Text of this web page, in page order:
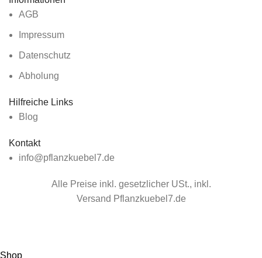
AGB
Impressum
Datenschutz
Abholung
Hilfreiche Links
Blog
Kontakt
info@pflanzkuebel7.de
Alle Preise inkl. gesetzlicher USt., inkl.
Versand Pflanzkuebel7.de
Shop